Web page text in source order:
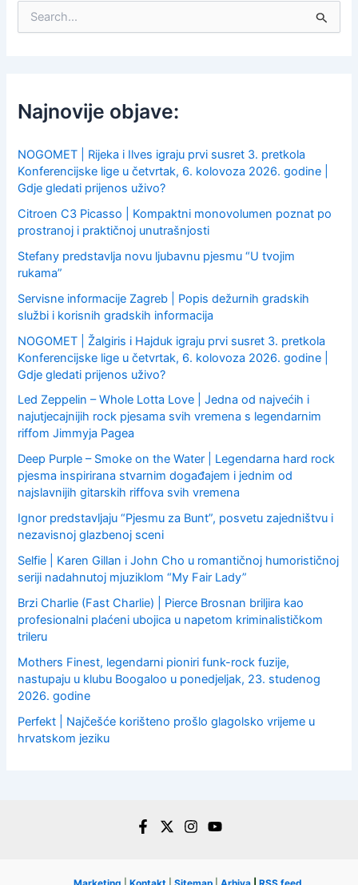
f
o
:
Najnovije objave:
NOGOMET | Rijeka i Ilves igraju prvi susret 3. pretkola
Konferencijske lige u četvrtak, 6. kolovoza 2026. godine |
Gdje gledati prijenos uživo?
Citroen C3 Picasso | Kompaktni monovolumen poznat po
prostranoj i praktičnoj unutrašnjosti
Stefany predstavlja novu ljubavnu pjesmu “U tvojim
rukama”
Servisne informacije Zagreb | Popis dežurnih gradskih
službi i korisnih gradskih informacija
NOGOMET | Žalgiris i Hajduk igraju prvi susret 3. pretkola
Konferencijske lige u četvrtak, 6. kolovoza 2026. godine |
Gdje gledati prijenos uživo?
Led Zeppelin – Whole Lotta Love | Jedna od najvećih i
najutjecajnijih rock pjesama svih vremena s legendarnim
riffom Jimmyja Pagea
Deep Purple – Smoke on the Water | Legendarna hard rock
pjesma inspirirana stvarnim događajem i jednim od
najslavnijih gitarskih riffova svih vremena
Ignor predstavljaju “Pjesmu za Bunt”, posvetu zajedništvu i
nezavisnoj glazbenoj sceni
Selfie | Karen Gillan i John Cho u romantičnoj humorističnoj
seriji nadahnutoj mjuziklom “My Fair Lady”
Brzi Charlie (Fast Charlie) | Pierce Brosnan briljira kao
profesionalni plaćeni ubojica u napetom kriminalističkom
trileru
Mothers Finest, legendarni pioniri funk-rock fuzije,
nastupaju u klubu Boogaloo u ponedjeljak, 23. studenog
2026. godine
Perfekt | Najčešće korišteno prošlo glagolsko vrijeme u
hrvatskom jeziku